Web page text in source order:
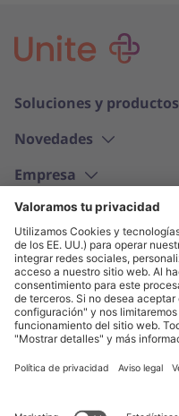
Soluciones y productos
Novedades
Empresa
Español